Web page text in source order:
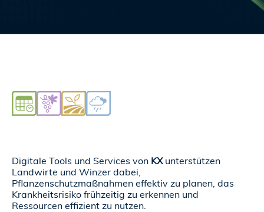
Digitale Tools und Services von KXunterstützen
Landwirte und Winzer dabei,
Pflanzenschutzmaßnahmen effektiv zu planen, das
Krankheitsrisiko frühzeitig zu erkennen und
Ressourcen effizient zu nutzen.